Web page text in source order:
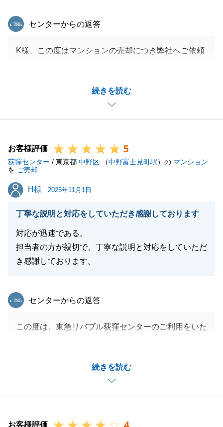
続きを読む
東急リバブル
センターからの返答
K様、この度はマンションの売却につき弊社へご依頼
イミングを逃さず買主様とのご縁をお取次ぎする事が
安心してお取引いただけたとの事、何よりも嬉しく思
これからも皆様に信頼して不動産仲介をお任せいただ
けるよう、精進して参ります。
今後共、何卒よろしくお願い申し上げます。
閉じる
お客様評価 5
荻窪センター / 東京都 中野区 （中野富士見町駅）の マンション
を ご売却
H様
H様 2025年11月1日
丁寧な説明と対応をしていただき感謝しております
対応が迅速である。
担当者の方が親切で、丁寧な説明と対応をしていただ
き感謝しております。
続きを読む
東急リバブル
センターからの返答
この度は、東急リバブル荻窪センターのご利用をいた
ことができ大変嬉しく思います。
H様よりいただいたお言葉に関して、日々の営業活動
で心がけていることですので大変嬉しく思います。
軽にお申し付けいただければと思います。
お客様評価